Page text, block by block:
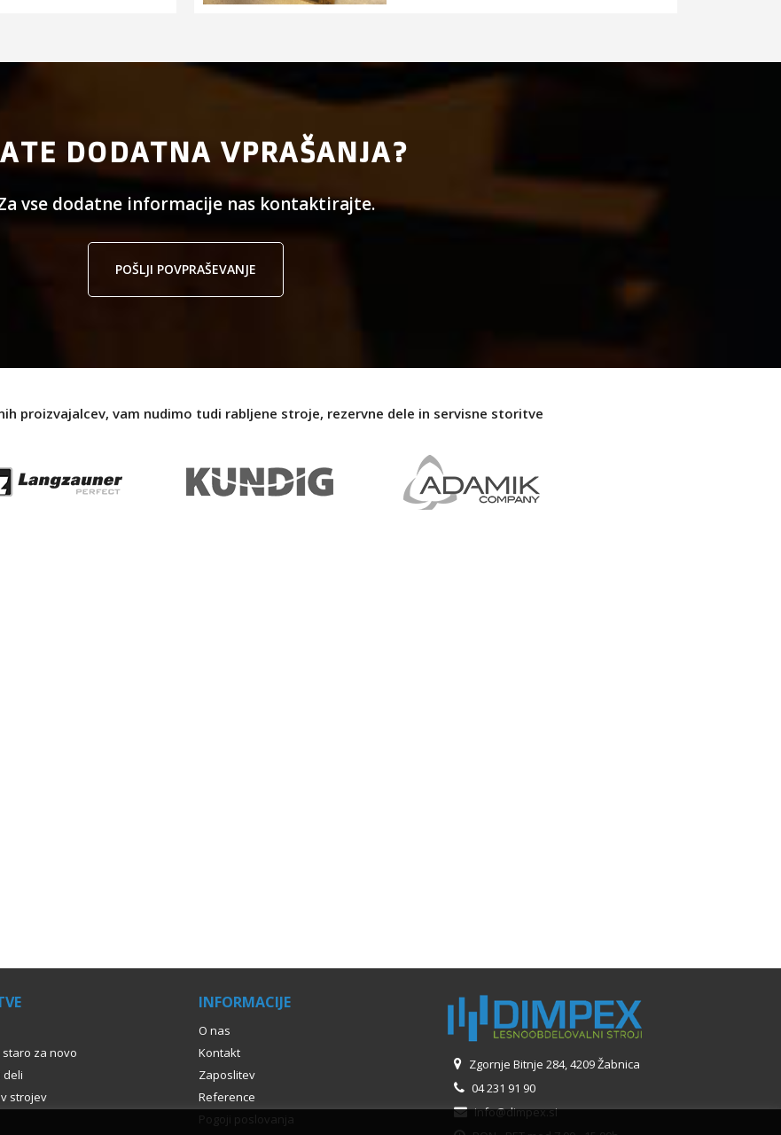
DODATNA VPRAŠANJA?
vse dodatne informacije nas kontaktirajte.
POŠLJI POVPRAŠEVANJE
proizvajalcev, vam nudimo tudi rabljene stroje, rezervne dele in servisne storitve
za novo
deli
strojev
INFORMACIJE
O nas
Kontakt
Zaposlitev
Reference
Pogoji poslovanja
Zgornje Bitnje 284, 4209 Žabnica
04 231 91 90
info@dimpex.si